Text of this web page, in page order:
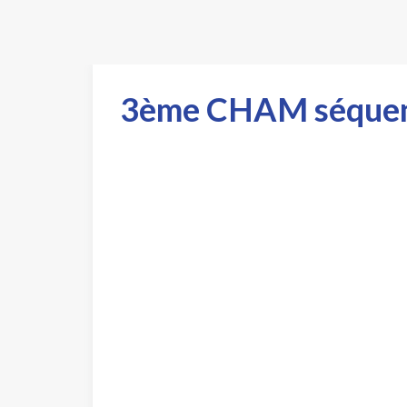
3ème CHAM